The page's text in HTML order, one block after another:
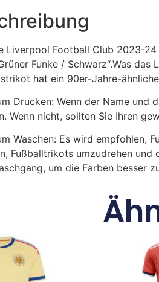
Liverpool Football Club 2023-
Funke / Schwarz“.Was
hat ein 90er-Jahre-
Drucken: Wenn der Name und
Wenn nicht, sollten Sie Ihren
Waschen: Es wird empfohlen,
Fußballtrikots umzudrehen und
um die Farben besser